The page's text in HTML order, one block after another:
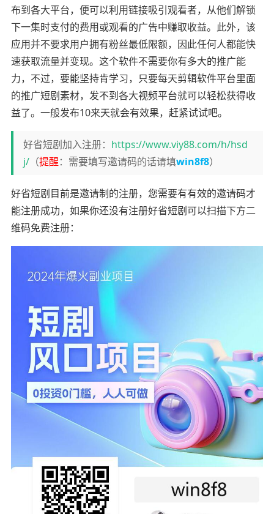
布到各大平台，便可以利用链接吸引观看者，从他们解锁
下一集时支付的费用或观看的广告中赚取收益。此外，该
应用并不要求用户拥有粉丝最低限额，因此任何人都能快
速获取流量并变现。这个软件不需要你有多大的推广能
力，不过，要能坚持肯学习，只要每天剪辑软件平台里面
的推广短剧素材，发不到各大视频平台就可以轻松获得收
益了。一般发布10来天就会有效果，赶紧试试吧。
好省短剧加入注册： https://www.viy88.com/h/hsd
j/（提醒：需要填写邀请码的话请填win8f8）
好省短剧目前是邀请制的注册，您需要有有效的邀请码才
能注册成功，如果你还没有注册好省短剧可以扫描下方二
维码免费注册：